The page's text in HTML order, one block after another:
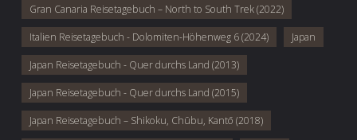
Gran Canaria Reisetagebuch – North to South Trek (2022)
Italien Reisetagebuch - Dolomiten-Höhenweg 6 (2024) Japan
Japan Reisetagebuch - Quer durchs Land (2013)
Japan Reisetagebuch - Quer durchs Land (2015)
Japan Reisetagebuch – Shikoku, Chūbu, Kantō (2018)